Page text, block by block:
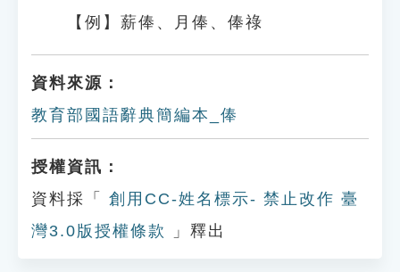
【例】薪俸、月俸、俸祿
資料來源：
教育部國語辭典簡編本_俸
授權資訊：
資料採「
創用CC-姓名標示- 禁止改作 臺
灣3.0版授權條款
」釋出